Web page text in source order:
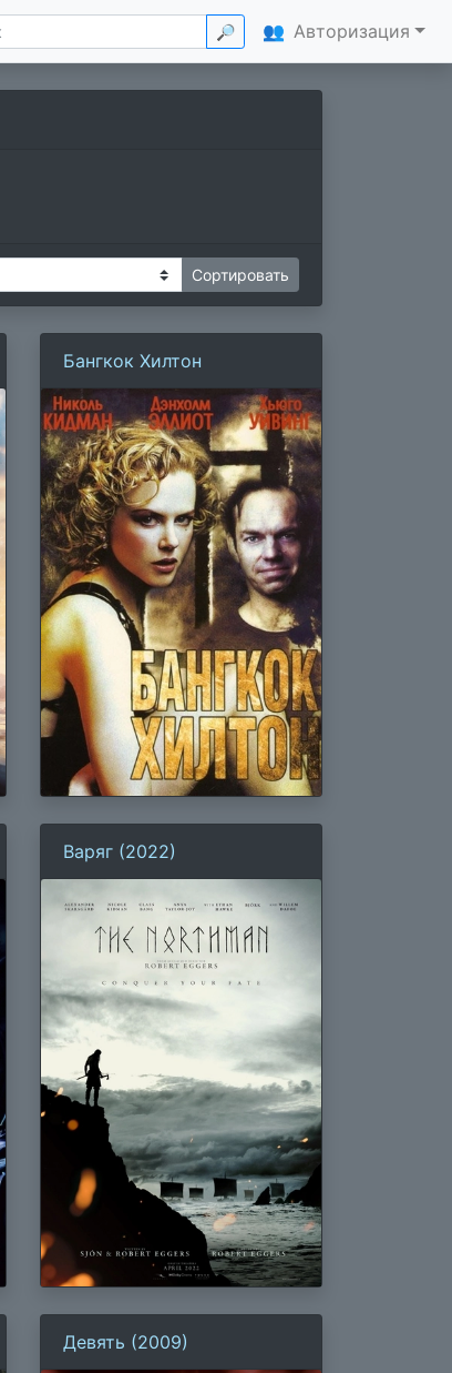
🔎 👥 Авторизация
Бангкок Хилтон
Варяг (2022)
Девять (2009)